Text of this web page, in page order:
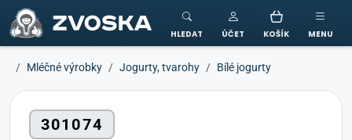
ZVOSKA
HLEDAT ÚČET KOŠÍK MENU
Mléčné výrobky Jogurty, tvarohy Bílé jogurty
301074